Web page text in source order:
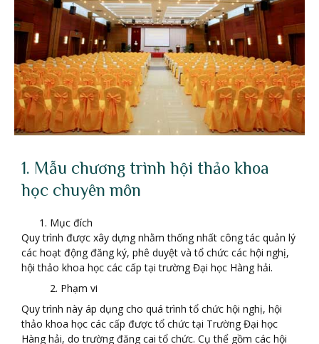
1. Mẫu chương trình hội thảo khoa
học chuyên môn
Mục đích
Quy trình được xây dựng nhằm thống nhất công tác quản lý
các hoạt động đăng ký, phê duyệt và tổ chức các hội nghị,
hội thảo khoa học các cấp tại trường Đại học Hàng hải.
2. Phạm vi
Quy trình này áp dụng cho quá trình tổ chức hội nghị, hội
thảo khoa học các cấp được tổ chức tại Trường Đại học
Hàng hải, do trường đăng cai tổ chức. Cụ thể gồm các hội